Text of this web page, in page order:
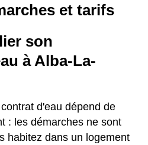
et tarifs
son
à Alba-La-
d'eau dépend de
: les démarches ne sont
habitez dans un logement